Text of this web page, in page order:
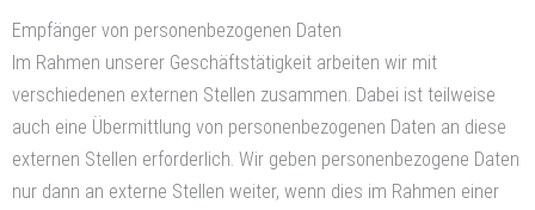
Empfänger von personenbezogenen Daten
Im Rahmen unserer Geschäftstätigkeit arbeiten wir mit
verschiedenen externen Stellen zusammen. Dabei ist teilweise
auch eine Übermittlung von personenbezogenen Daten an diese
externen Stellen erforderlich. Wir geben personenbezogene Daten
nur dann an externe Stellen weiter, wenn dies im Rahmen einer